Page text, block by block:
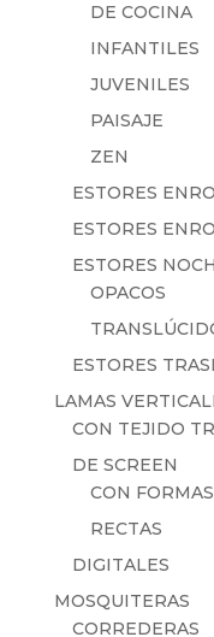
DE COCINA
INFANTILES
JUVENILES
PAISAJE
ZEN
ESTORES
ESTORES
ESTORES
OPACOS
ESTORES
LAMAS
CON TEJIDO
DE SCREEN
CON FORMAS
RECTAS
DIGITALES
MOSQUITERAS
CORREDERAS